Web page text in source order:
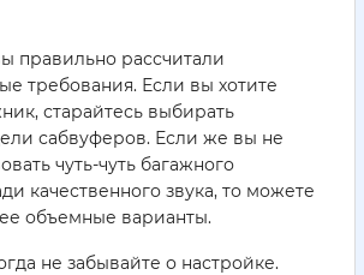
правильно рассчитали
требования. Если вы хотите
старайтесь выбирать
сабвуферов. Если же вы не
чуть-чуть багажного
качественного звука, то можете
объемные варианты.
не забывайте о настройке.